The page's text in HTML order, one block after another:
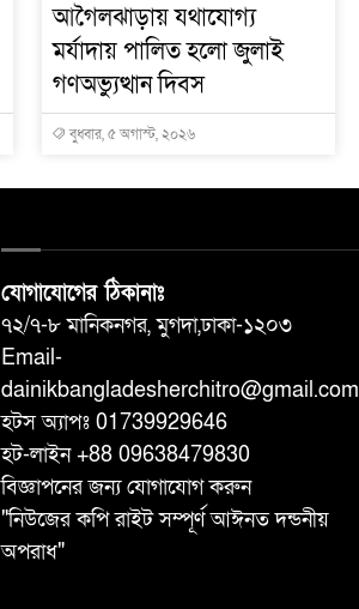
আগৈলঝাড়ায় যথাযোগ্য
মর্যাদায় পালিত হলো জুলাই
গণঅভ্যুত্থান দিবস
বুধবার, ৫ অগাস্ট, ২০২৬
যোগাযোগের ঠিকানাঃ
৭২/৭-৮ মানিকনগর, মুগদা,ঢাকা-১২০৩
Email-
dainikbangladesherchitro@gmail.com
হটস অ্যাপঃ 01739929646
হট-লাইন +88 09638479830
বিজ্ঞাপনের জন্য যোগাযোগ করুন
"নিউজের কপি রাইট সম্পূর্ণ আঈনত দন্ডনীয়
অপরাধ"